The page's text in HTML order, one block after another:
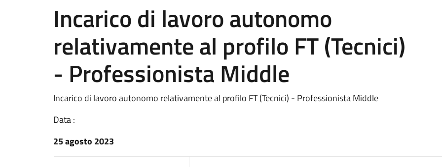
Incarico di lavoro autonomo
relativamente al profilo FT (Tecnici)
- Professionista Middle
Incarico di lavoro autonomo relativamente al profilo FT (Tecnici) - Professionista Middle
Data :
25 agosto 2023